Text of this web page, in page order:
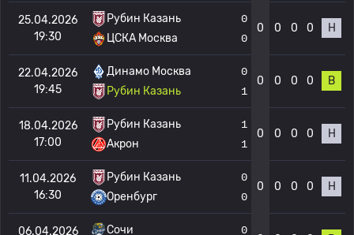
25.04.2026
19:30
Рубин Казань
ЦСКА Москва
0
0
0 0 0 0 Н
22.04.2026
19:45
Динамо Москва
Рубин Казань
0
1
0 0 0 0 В
18.04.2026
17:00
Рубин Казань
Акрон
1
1
0 0 0 0 Н
11.04.2026
16:30
Рубин Казань
Оренбург
0
0
0 0 0 0 Н
06.04.2026
Сочи
0